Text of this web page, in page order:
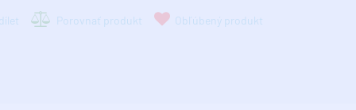
Porovnať produkt Obľúbený produkt